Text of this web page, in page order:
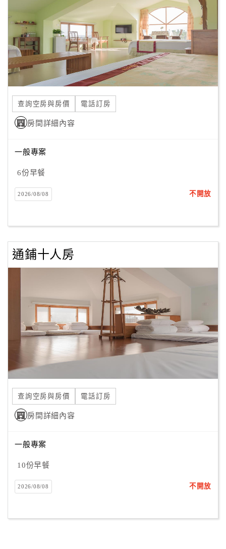
查詢空房與房價 電話訂房
房間詳細內容
一般專案
6份早餐
2026/08/08 不開放
通鋪十人房
查詢空房與房價 電話訂房
房間詳細內容
一般專案
10份早餐
2026/08/08 不開放